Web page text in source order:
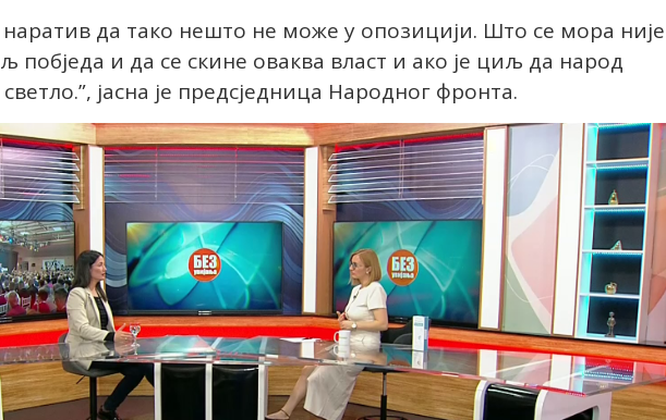
да тако нешто не може у опозицији. Што се мора није
побједа и да се скине оваква власт и ако је циљ да народ
јасна је предсједница Народног фронта.